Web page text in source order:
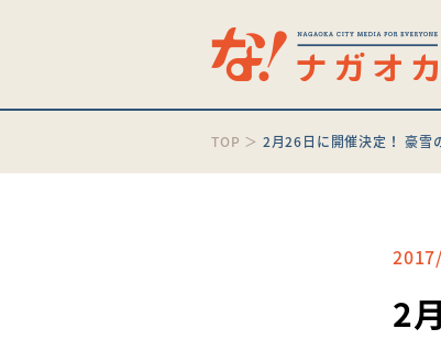
TOP ＞ 2月26日に開催決定！ 豪雪
2